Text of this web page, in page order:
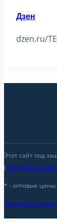
Дзен
dzen.ru/
Этот сайт под
(Политика
* - оптовые цены
Политика